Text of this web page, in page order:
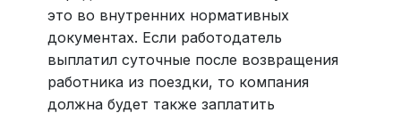
это во внутренних нормативных
документах. Если работодатель
выплатил суточные после возвращения
работника из поездки, то компания
должна будет также заплатить